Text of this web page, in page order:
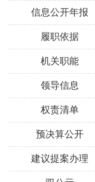
信息公开年报
履职依据
机关职能
领导信息
权责清单
预决算公开
建议提案办理